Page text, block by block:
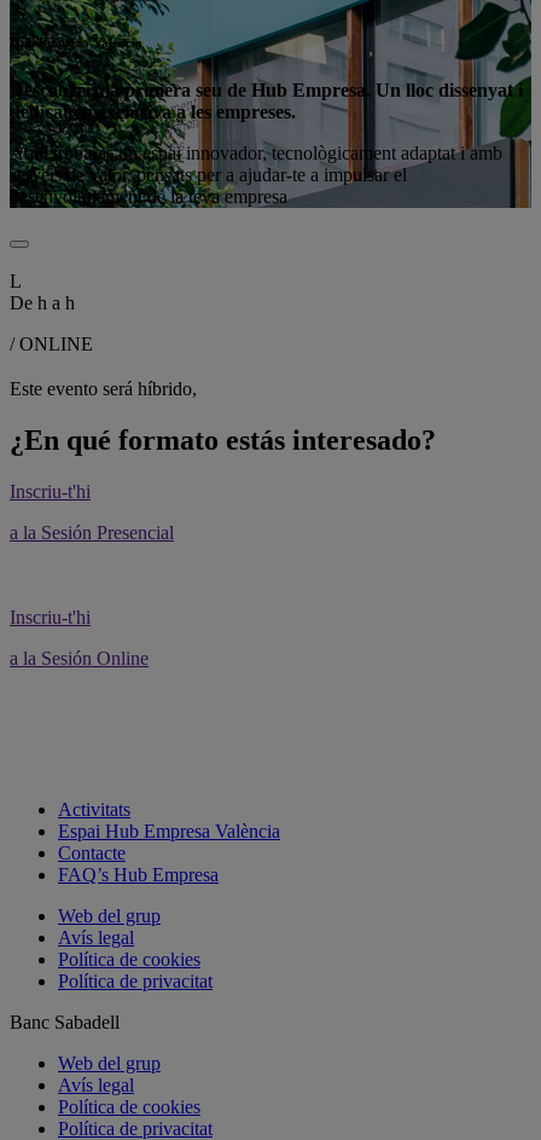
Hub Empresa València
Descobreix la primera seu de Hub Empresa. Un lloc dissenyat i
dedicat en exclusiva a les empreses.
Aquí trobaràs un espai innovador, tecnològicament adaptat i amb
serveis de valor, pensats per a ajudar-te a impulsar el
desenvolupament de la teva empresa
L
De h a h
/ ONLINE
Este evento será híbrido,
¿En qué formato estás interesado?
Inscriu-t'hi
a la Sesión Presencial
Inscriu-t'hi
a la Sesión Online
Activitats
Espai Hub Empresa València
Contacte
FAQ’s Hub Empresa
Web del grup
Avís legal
Política de cookies
Política de privacitat
Banc Sabadell
Web del grup
Avís legal
Política de cookies
Política de privacitat